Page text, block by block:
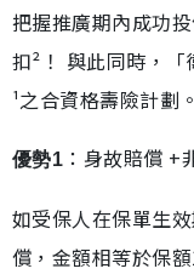
把握推廣期內成功
扣²！ 與此同時，
¹之合資格壽險計劃。
優勢1 ：身故賠償 +
如受保人在保單生
償，金額相等於保